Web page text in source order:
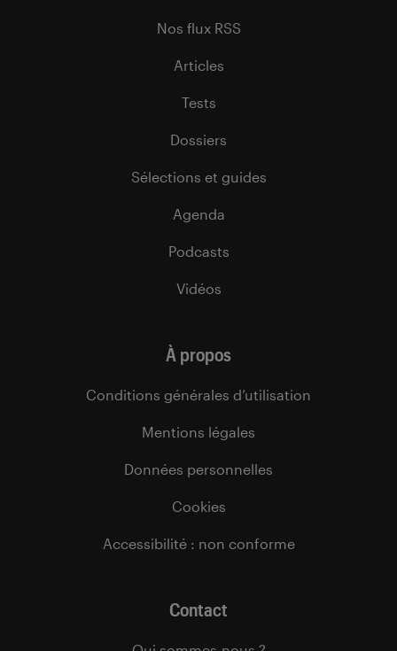
Nos flux RSS
Articles
Tests
Dossiers
Sélections et guides
Agenda
Podcasts
Vidéos
À propos
Conditions générales d’utilisation
Mentions légales
Données personnelles
Cookies
Accessibilité : non conforme
Contact